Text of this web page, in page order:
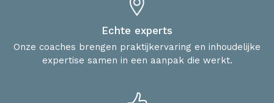
Echte experts
Onze coaches brengen praktijkervaring en inhoudelijke
expertise samen in een aanpak die werkt.